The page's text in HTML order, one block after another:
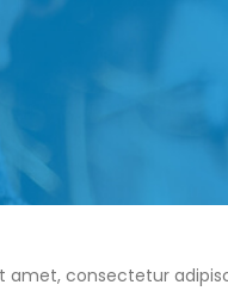
amet, consectetur